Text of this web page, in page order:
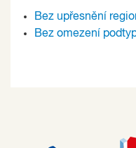
Bez upřesnění
Bez omezení